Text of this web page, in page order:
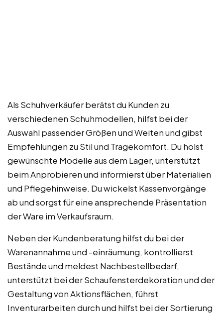
Als Schuhverkäufer berätst du Kunden zu
verschiedenen Schuhmodellen, hilfst bei der
Auswahl passender Größen und Weiten und gibst
Empfehlungen zu Stil und Tragekomfort. Du holst
gewünschte Modelle aus dem Lager, unterstützt
beim Anprobieren und informierst über Materialien
und Pflegehinweise. Du wickelst Kassenvorgänge
ab und sorgst für eine ansprechende Präsentation
der Ware im Verkaufsraum.
Neben der Kundenberatung hilfst du bei der
Warenannahme und -einräumung, kontrollierst
Bestände und meldest Nachbestellbedarf,
unterstützt bei der Schaufensterdekoration und der
Gestaltung von Aktionsflächen, führst
Inventurarbeiten durch und hilfst bei der Sortierung